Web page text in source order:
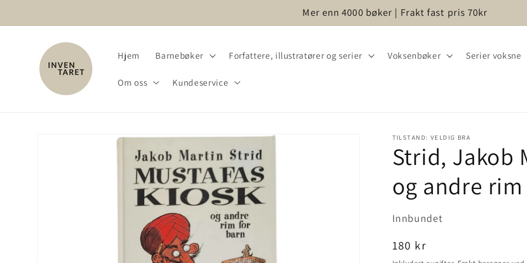
innholdet
Mer enn 4000 bøker | Frakt fast pris 70kr
Hjem Barnebøker Forfattere, illustratører og serier Voksenbøker Serier voksne
Om oss Kundeservice
TILSTAND: VELDIG BRA
Strid, Jakob
og andre
Innbundet
Vanlig
180 kr